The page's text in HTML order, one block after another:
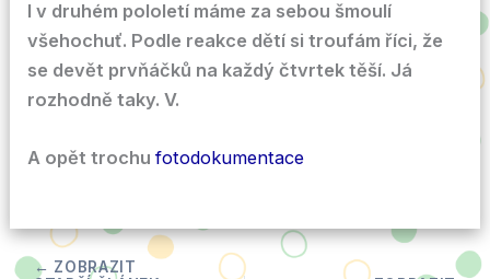
I v druhém pololetí máme za sebou šmoulí
všehochuť. Podle reakce dětí si troufám říci, že
se devět prvňáčků na každý čtvrtek těší. Já
rozhodně taky. V.
A opět trochufotodokumentace